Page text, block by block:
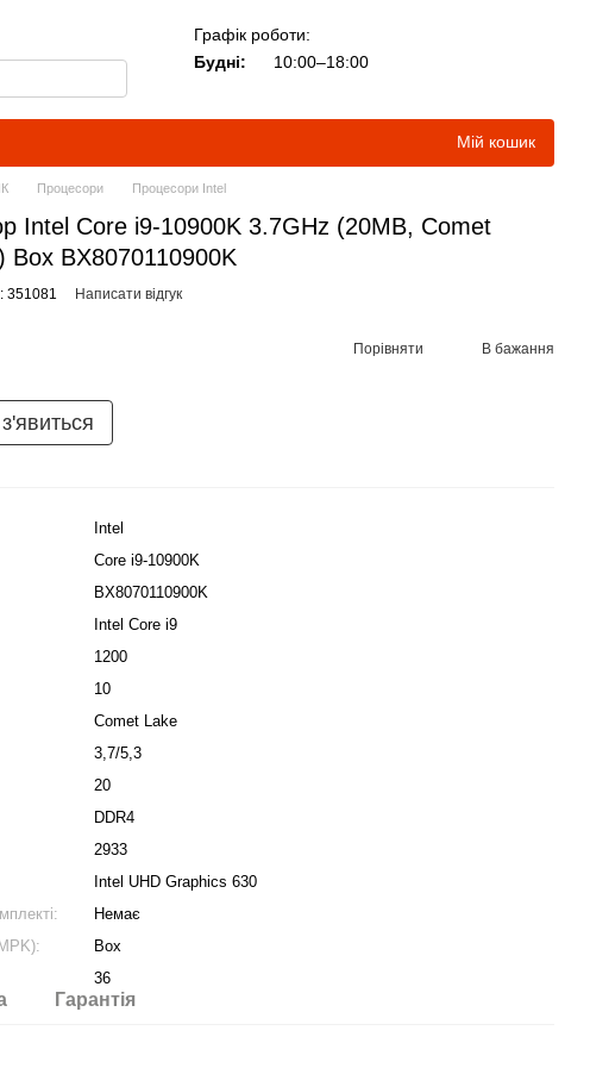
Графік роботи:
Будні:
10:00–18:00
Мій кошик
Процесори Процесори Intel
Intel Core i9-10900K 3.7GHz (20MB, Comet
Box BX8070110900K
351081 Написати відгук
Порівняти В бажання
Intel
Core i9-10900K
BX8070110900K
Intel Core i9
1200
10
Comet Lake
3,7/5,3
20
DDR4
2933
Intel UHD Graphics 630
Немає
Box
36
Гарантія